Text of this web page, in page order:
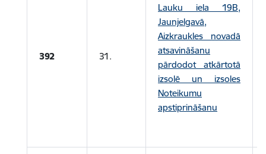
392 31.
Lauku iela 19B,
Jaunjelgavā,
Aizkraukles novadā
atsavināšanu
pārdodot atkārtotā
izsolē un izsoles
Noteikumu
apstiprināšanu